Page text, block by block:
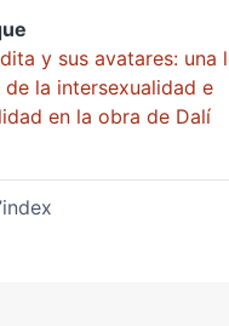
y sus avatares: una
la intersexualidad e
en la obra de Dalí